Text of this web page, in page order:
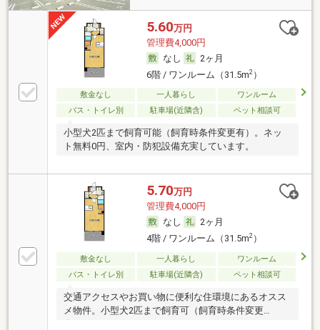
5.60万円
管理費4,000円
なし
2ヶ月
6階 / ワンルーム（31.5m2）
敷金なし 一人暮らし
ワンルーム
バス・トイレ別
駐車場(近隣含) ペット相談可
小型犬2匹まで飼育可能（飼育時条件変更有）。ネッ
ト無料0円、室内・防犯設備充実しています。
5.70万円
管理費4,000円
なし
2ヶ月
4階 / ワンルーム（31.5m2）
敷金なし 一人暮らし
ワンルーム
バス・トイレ別
駐車場(近隣含) ペット相談可
交通アクセスやお買い物に便利な住環境にあるオスス
メ物件。小型犬2匹まで飼育可（飼育時条件変更
有）。